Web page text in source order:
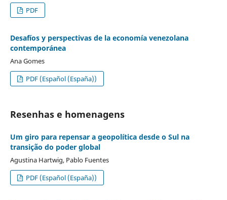
PDF
Desafíos y perspectivas de la economía venezolana
contemporánea
Ana Gomes
PDF (Español (España))
Resenhas e homenagens
Um giro para repensar a geopolítica desde o Sul na
transição do poder global
Agustina Hartwig, Pablo Fuentes
PDF (Español (España))